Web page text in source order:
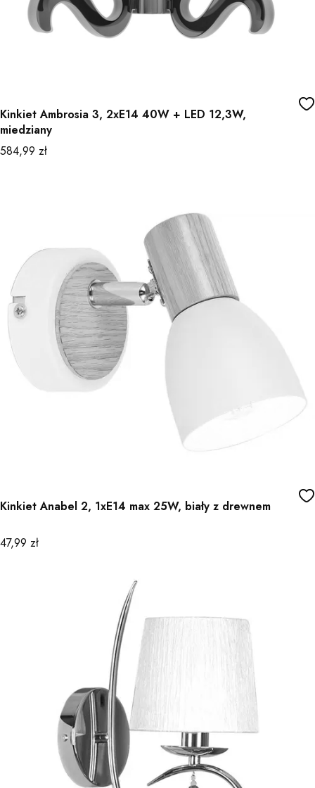
Kinkiet Ambrosia 3, 2xE14 40W + LED 12,3W,
miedziany
Cena
584,99 zł
Kinkiet Anabel 2, 1xE14 max 25W, biały z drewnem
Cena
47,99 zł